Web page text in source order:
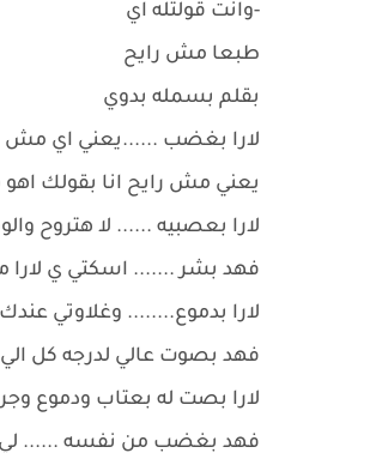
-وانت قولتله اي
طبعا مش رايح
بقلم بسمله بدوي
لارا بغضب ......يعني اي مش
يعني مش رايح انا بقولك
لارا بعصبيه ...... لا هتروح
فهد بشر ....... اسكتي ي لارا
لارا بدموع........ وغلاوتي
فهد بصوت عالي لدرجه كل الي
لارا بصت له بعتاب ودموع
فهد بغضب من نفسه ...... لي